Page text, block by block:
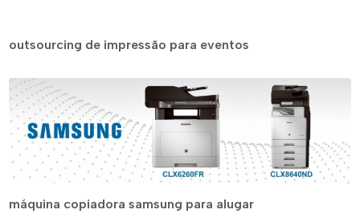
outsourcing de impressão para eventos
máquina copiadora samsung para alugar